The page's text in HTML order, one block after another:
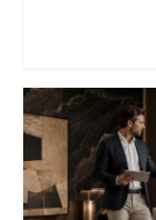
niż kredyty
procentowym i
pozyskanie
przeznaczyć na
działalności
możliwościami,
branży